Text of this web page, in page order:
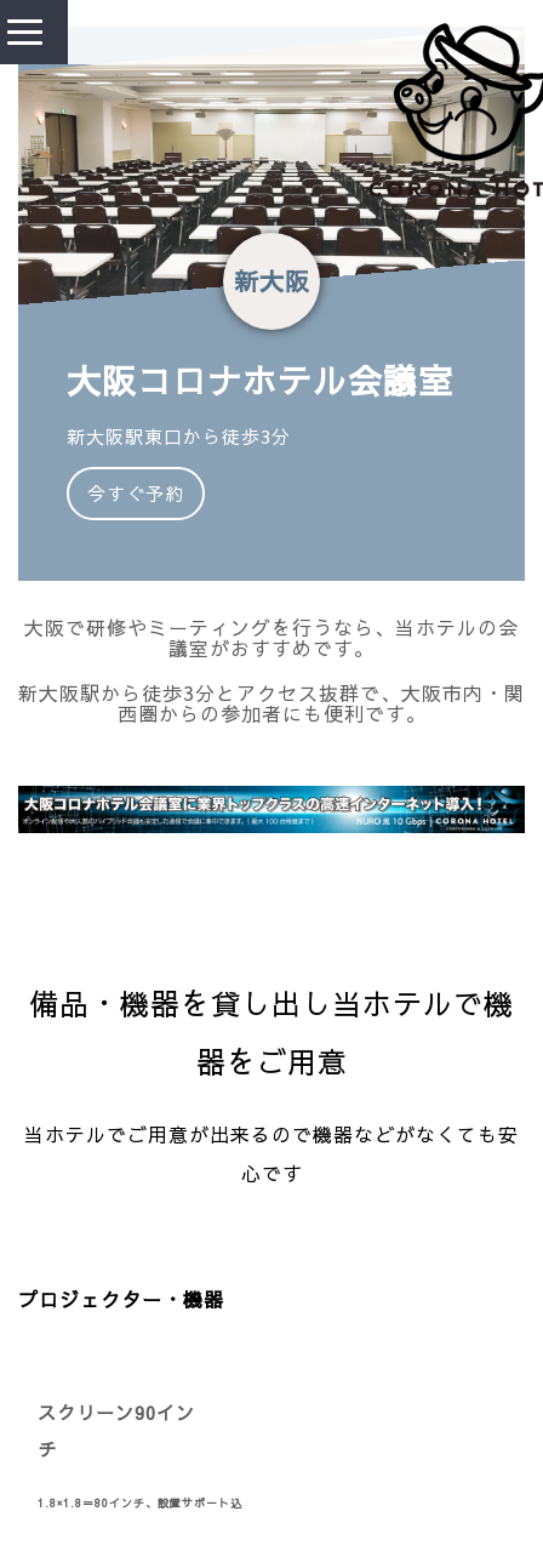
大阪コロナホテル会議室
新大阪駅東口から徒歩3分
今すぐ予約
新大阪
大阪で研修やミーティングを行うなら、当ホテルの会
議室がおすすめです。
新大阪駅から徒歩3分とアクセス抜群で、大阪市内・関
西圏からの参加者にも便利です。
備品・機器を貸し出し当ホテルで機
器をご用意
当ホテルでご用意が出来るので機器などがなくても安
心です
プロジェクター・機器
スクリーン90イン
チ
1.8×1.8＝80インチ、設置サポート込